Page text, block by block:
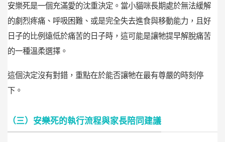
安樂死是一個充滿愛的沈重決定。當小貓咪長期處於無法緩解
的劇烈疼痛、呼吸困難、或是完全失去進食與移動能力，且好
日子的比例遠低於痛苦的日子時，這可能是讓牠提早解脫痛苦
的一種溫柔選擇。
這個決定沒有對錯，重點在於能否讓牠在最有尊嚴的時刻停
下。
（三）安樂死的執行流程與家長陪同建議